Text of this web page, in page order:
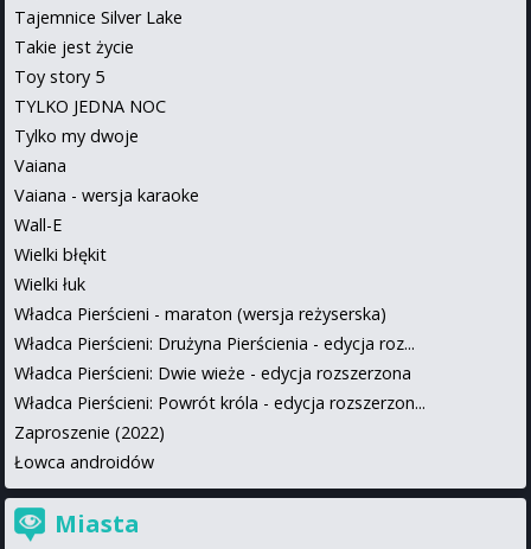
Tajemnice Silver Lake
Takie jest życie
Toy story 5
TYLKO JEDNA NOC
Tylko my dwoje
Vaiana
Vaiana - wersja karaoke
Wall-E
Wielki błękit
Wielki łuk
Władca Pierścieni - maraton (wersja reżyserska)
Władca Pierścieni: Drużyna Pierścienia - edycja roz...
Władca Pierścieni: Dwie wieże - edycja rozszerzona
Władca Pierścieni: Powrót króla - edycja rozszerzon...
Zaproszenie (2022)
Łowca androidów
Miasta